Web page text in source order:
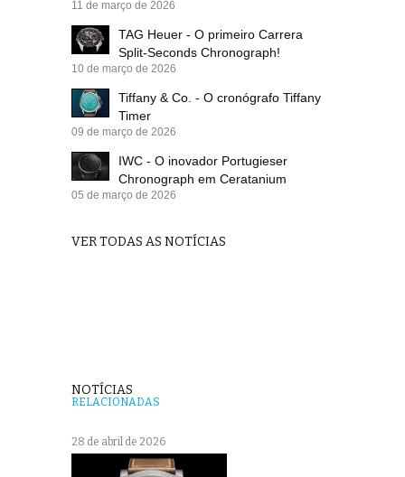
11 de março de 2026
TAG Heuer - O primeiro Carrera
Split-Seconds Chronograph!
10 de março de 2026
Tiffany & Co. - O cronógrafo Tiffany
Timer
09 de março de 2026
IWC - O inovador Portugieser
Chronograph em Ceratanium
05 de março de 2026
VER TODAS AS NOTÍCIAS
NOTÍCIAS
RELACIONADAS
28 de abril de 2026